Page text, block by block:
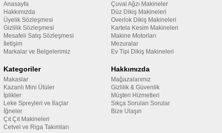
Anasayfa
Hakkımızda
Üyelik Sözleşmesi
Gizlilik Sözleşmesi
Mesafeli Satış Sözleşmesi
İletişim
Markalar ve Belgelerimiz
Çuval Ağzı Makineler
Düz Dikiş Makineleri
Overlok Dikiş Makineleri
Kartela Kesim Makineleri
Makine Motorları
Mezuralar
Ev Tipi Dikiş Makineleri
Kategoriler
Makaslar
Kazanlı Mini Ütüler
İplikler
Leke Spreyleri ve İlaçlar
İğneler
Çıt Çıt Makineleri
Cetvel ve Riga Takımları
Hakkımızda
Mağazalarımız
Gizlilik & Güvenlik
Müşteri Hizmetleri
Sıkça Sorulan Sorular
Bize Ulaşın